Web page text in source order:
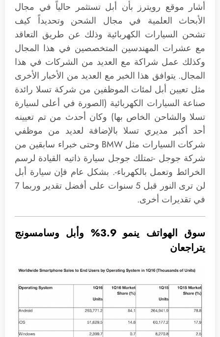
أشار موقع رويترز بأن أبل تستثمر حالياً في مجال
الأبحاث العلمية في مجال الشحن وتحديداً كيف
تشحن السيارات الكهربائية وذلك عن طريق التعاقد
مع عشرات المهندسين المتخصصين في هذا المجال
وكذلك عمل شراكة مع العديد من الشركات في هذا
المجال. يتوافق هذا الخبر مع العديد من الأخبار الأخرى
مثل تعيين أبل لمئات الموظفين من شركة تسلا رائدة
صناعة السيارات الكهربائية (الصورة في أعلى لسيارة
تسلا والشاحن الخاص بها) وكان أحدث من تم تعيينه
أحد أكبر مديري تسلا بالإضافة لعديد من موظفي
شركات السيارات مثل BMW وحتى خبراء سابقين من
شركة جوجل -تمتلك جوجل سيارة ذاتيه القيادة لرسم
الخرائط وتعمل بالكهرباء-. بشكل عام فإن سيارة أبل
لن ترى النور قبل 5 سنوات على أفضل تقدير وربما 7
في تقديرات أخرى.
سوق الهواتف ينمو 3.9% وأبل وسامسونج
يتراجعان